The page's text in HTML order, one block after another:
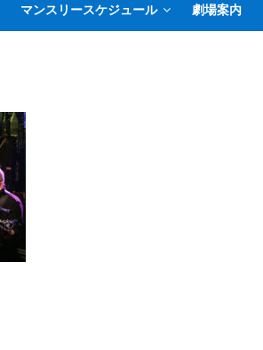
マンスリースケジュール 劇場案内